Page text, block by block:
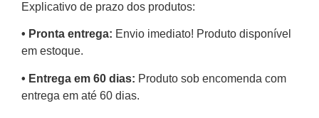
Explicativo de prazo dos produtos:
•⁠ ⁠Pronta entrega: Envio imediato! Produto disponível
em estoque.
•⁠ Entrega em 60 dias: Produto sob encomenda com
entrega em até 60 dias.